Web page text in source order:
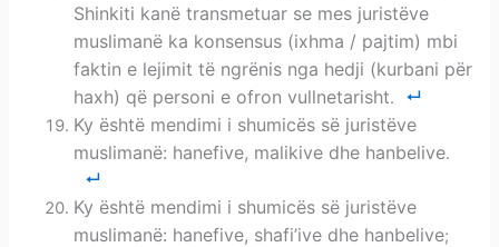
Shinkiti kanë transmetuar se mes juristëve
muslimanë ka konsensus (ixhma / pajtim) mbi
faktin e lejimit të ngrënis nga hedji (kurbani për
haxh) që personi e ofron vullnetarisht.
Ky është mendimi i shumicës së juristëve
muslimanë: hanefive, malikive dhe hanbelive.
Ky është mendimi i shumicës së juristëve
muslimanë: hanefive, shafi’ive dhe hanbelive;